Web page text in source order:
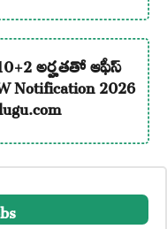
అర్హతతో ఆఫీస్
Notification 2026